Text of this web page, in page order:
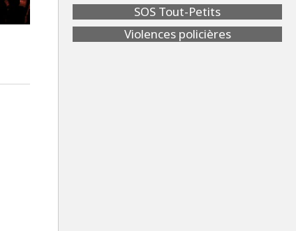
SOS Tout-Petits
Violences policières